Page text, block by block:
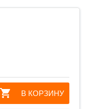
В КОРЗИНУ